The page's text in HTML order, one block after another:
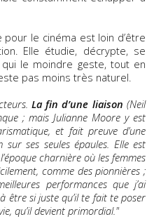
le cinéma est loin d’être
Elle étudie, décrypte, se
le moindre geste, tout en
pas moins très naturel.
La fin d’une liaison (Neil
; mais Julianne Moore y est
et fait preuve d’une
ses seules épaules. Elle est
charnière où les femmes
comme des pionnières ;
performances que j’ai
être si juste qu’il te fait te poser
qu’il devient primordial."